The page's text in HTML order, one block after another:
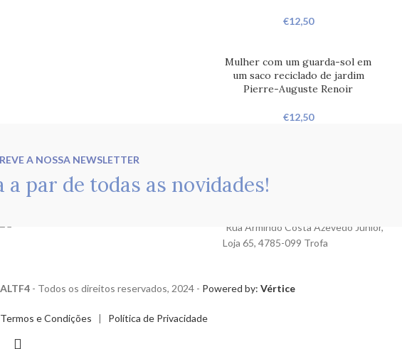
€12,50
Mulher com um guarda-sol em
um saco reciclado de jardim
Pierre-Auguste Renoir
€12,50
A NOSSA NEWSLETTER
a par de todas as novidades!
Rua Armindo Costa Azevedo Junior,
Loja 65, 4785-099 Trofa
ALTF4 - Todos os direitos reservados, 2024 - Powered by: Vértice
Termos e Condições | Política de Privacidade